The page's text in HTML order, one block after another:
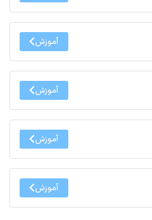
آموزش
آموزش
آموزش
آموزش